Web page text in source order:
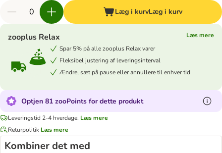
Læg i kurvLæg i kurv
zooplus Relax
Læs mere
Spar 5% på alle zooplus Relax varer
Fleksibel justering af leveringsinterval
Ændre, sæt på pause eller annullere til enhver tid
Optjen 81 zooPoints for dette produkt
Leveringstid 2-4 hverdage. Læs mere
Returpolitik Læs mere
Kombiner det med